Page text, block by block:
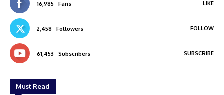
16,985 Fans LIKE
2,458 Followers FOLLOW
61,453 Subscribers SUBSCRIBE
Must Read